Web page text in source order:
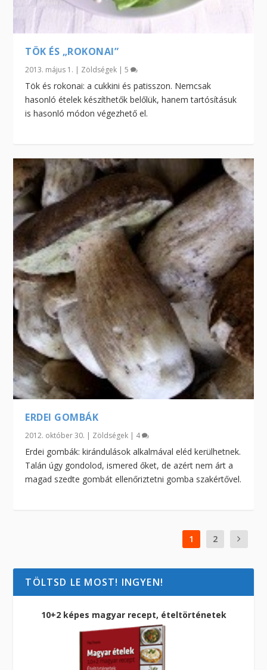
TÖK ÉS „ROKONAI”
2013. május 1. | Zöldségek |5
Tök és rokonai: a cukkini és patisszon. Nemcsak
hasonló ételek készíthetők belőlük, hanem tartósításuk
is hasonló módon végezhető el.
ERDEI GOMBÁK
2012. október 30. | Zöldségek | 4
Erdei gombák: kirándulások alkalmával eléd kerülhetnek.
Talán úgy gondolod, ismered őket, de azért nem árt a
magad szedte gombát ellenőriztetni gomba szakértővel.
1 2
TÖLTSD LE MOST! INGYEN!
10+2 képes magyar recept, ételtörténetek